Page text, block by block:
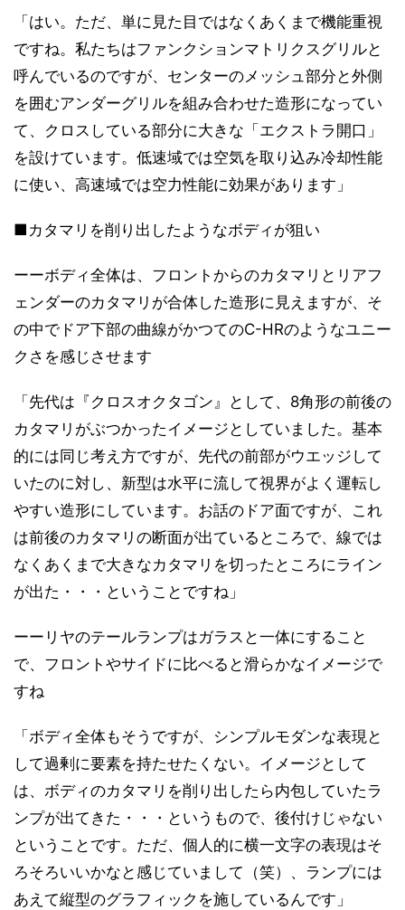
「はい。ただ、単に見た目ではなくあくまで機能重視
ですね。私たちはファンクションマトリクスグリルと
呼んでいるのですが、センターのメッシュ部分と外側
を囲むアンダーグリルを組み合わせた造形になってい
て、クロスしている部分に大きな「エクストラ開口」
を設けています。低速域では空気を取り込み冷却性能
に使い、高速域では空力性能に効果があります」
■カタマリを削り出したようなボディが狙い
ーーボディ全体は、フロントからのカタマリとリアフ
ェンダーのカタマリが合体した造形に見えますが、そ
の中でドア下部の曲線がかつてのC-HRのようなユニー
クさを感じさせます
「先代は『クロスオクタゴン』として、8角形の前後の
カタマリがぶつかったイメージとしていました。基本
的には同じ考え方ですが、先代の前部がウエッジして
いたのに対し、新型は水平に流して視界がよく運転し
やすい造形にしています。お話のドア面ですが、これ
は前後のカタマリの断面が出ているところで、線では
なくあくまで大きなカタマリを切ったところにライン
が出た・・・ということですね」
ーーリヤのテールランプはガラスと一体にすること
で、フロントやサイドに比べると滑らかなイメージで
すね
「ボディ全体もそうですが、シンプルモダンな表現と
して過剰に要素を持たせたくない。イメージとして
は、ボディのカタマリを削り出したら内包していたラ
ンプが出てきた・・・というもので、後付けじゃない
ということです。ただ、個人的に横一文字の表現はそ
ろそろいいかなと感じていまして（笑）、ランプには
あえて縦型のグラフィックを施しているんです」